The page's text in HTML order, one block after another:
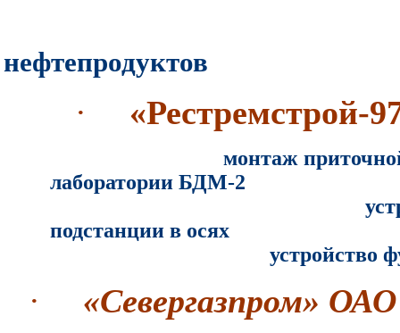
нефтепродуктов
· «Рестремстрой-
монтаж
лаборатории БДМ-2
устройство
подстанции в осях
устройство
· «Севергазпром» ОАО